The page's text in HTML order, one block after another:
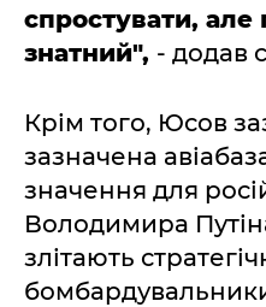
спростувати, але
знатний", - додав
Крім того, Юсов
зазначена
значення для
Володимира
злітають